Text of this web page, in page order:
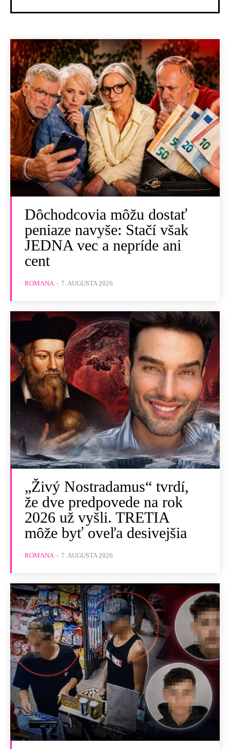
Dôchodcovia môžu dostať
peniaze navyše: Stačí však
JEDNA vec a nepríde ani
cent
ROMANA - 7. AUGUSTA 2026
„Živý Nostradamus“ tvrdí,
že dve predpovede na rok
2026 už vyšli. TRETIA
môže byť oveľa desivejšia
ROMANA - 7. AUGUSTA 2026